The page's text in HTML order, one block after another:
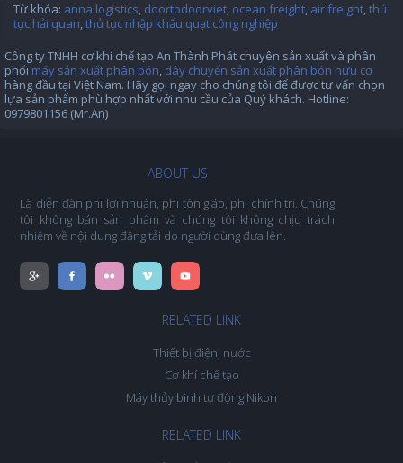
Từ khóa: anna logistics, doortodoorviet, ocean freight, air freight,thủ
tục hải quan,thủ tục nhập khẩu quạt công nghiệp
Công ty TNHH cơ khí chế tạo An Thành Phát chuyên sản xuất và phân
phối máy sản xuất phân bón, dây chuyển sản xuất phân bón hữu cơ
hàng đầu tại Việt Nam. Hãy gọi ngay cho chúng tôi để được tư vấn chọn
lựa sản phẩm phù hợp nhất với nhu cầu của Quý khách. Hotline:
0979801156 (Mr.An)
ABOUT US
Là diễn đàn phi lợi nhuận, phi tôn giáo, phi chính trị. Chúng
tôi không bán sản phẩm và chúng tôi không chịu trách
nhiệm về nội dung đăng tải do người dùng đưa lên.
RELATED LINK
Thiết bị điện, nước
Cơ khí chế tạo
Máy thủy bình tự động Nikon
RELATED LINK